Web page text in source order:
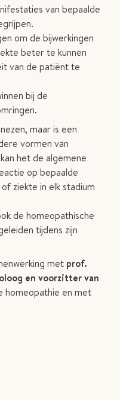
van bepaalde
om de bijwerkingen
beter te kunnen
van de patiënt te
bij de
maar is een
vormen van
het de algemene
op bepaalde
ziekte in elk stadium
de homeopathische
tijdens zijn
met prof.
en voorzitter van
homeopathie en met